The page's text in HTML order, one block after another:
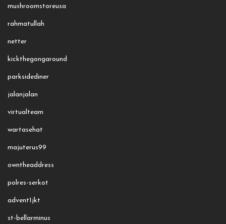
mushroomstoreusa
rahmatullah
netter
kickthegongaround
parksidediner
jalanjalan
virtualteam
wartasehat
majuterus99
owntheaddress
polres-serkot
advent1jkt
st-bellarminus